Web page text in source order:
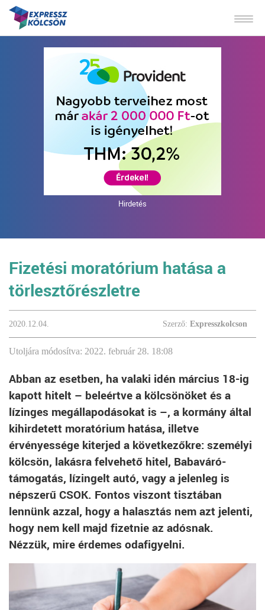
Hirdetés
Fizetési moratórium hatása a
törlesztőrészletre
2020.12.04. Szerző: Expresszkolcson
Utoljára módosítva: 2022. február 28. 18:08
Abban az esetben, ha valaki idén március 18-ig
kapott hitelt – beleértve a kölcsönöket és a
lízinges megállapodásokat is –, a kormány által
kihirdetett moratórium hatása, illetve
érvényessége kiterjed a következőkre: személyi
kölcsön, lakásra felvehető hitel, Babaváró-
támogatás, lízingelt autó, vagy a jelenleg is
népszerű CSOK. Fontos viszont tisztában
lennünk azzal, hogy a halasztás nem azt jelenti,
hogy nem kell majd fizetnie az adósnak.
Nézzük, mire érdemes odafigyelni.